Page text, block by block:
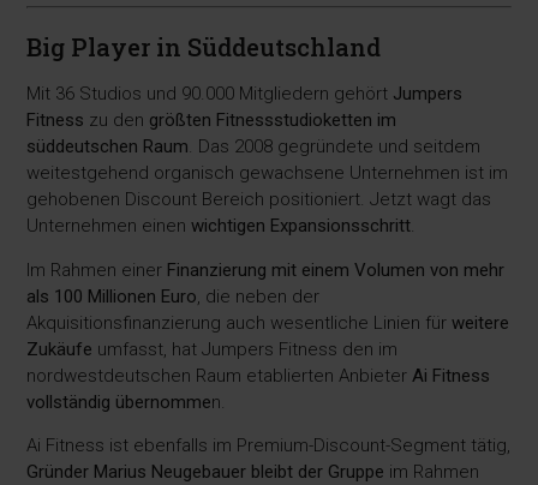
Big Player in Süddeutschland
Mit 36 Studios und 90.000 Mitgliedern gehört Jumpers
Fitness zu den größten Fitnessstudioketten im
süddeutschen Raum. Das 2008 gegründete und seitdem
weitestgehend organisch gewachsene Unternehmen ist im
gehobenen Discount Bereich positioniert. Jetzt wagt das
Unternehmen einenwichtigen Expansionsschritt.
Im Rahmen einer Finanzierung mit einem Volumen von mehr
als 100 Millionen Euro , die neben der
Akquisitionsfinanzierung auch wesentliche Linien fürweitere
Zukäufe umfasst, hat Jumpers Fitness den im
nordwestdeutschen Raum etablierten Anbieter Ai Fitness
vollständig übernommen.
Ai Fitness ist ebenfalls im Premium-Discount-Segment tätig,
Gründer Marius Neugebauer bleibt der Gruppe im Rahmen